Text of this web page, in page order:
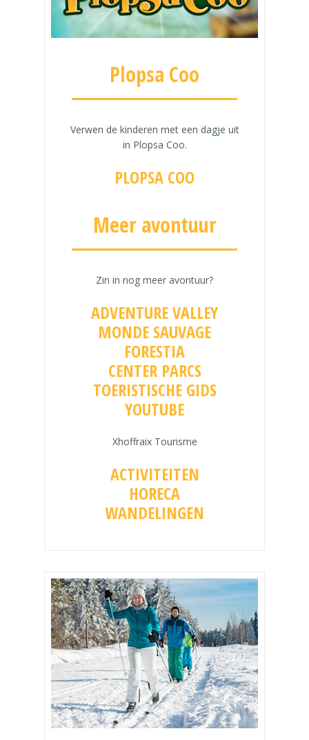
Plopsa Coo
Verwen de kinderen met een dagje uit
in Plopsa Coo.
PLOPSA COO
Meer avontuur
Zin in nog meer avontuur?
ADVENTURE VALLEY
MONDE SAUVAGE
FORESTIA
CENTER PARCS
TOERISTISCHE GIDS
YOUTUBE
Xhoffraix Tourisme
ACTIVITEITEN
HORECA
WANDELINGEN